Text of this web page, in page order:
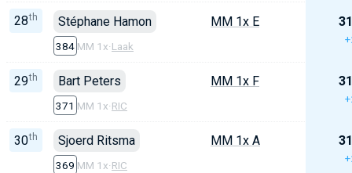
28th Stéphane Hamon
384 MM 1x·Laak
MM 1x E
29th Bart Peters
371 MM 1x·RIC
MM 1x F
30th Sjoerd Ritsma
369 MM 1x·RIC
MM 1x A